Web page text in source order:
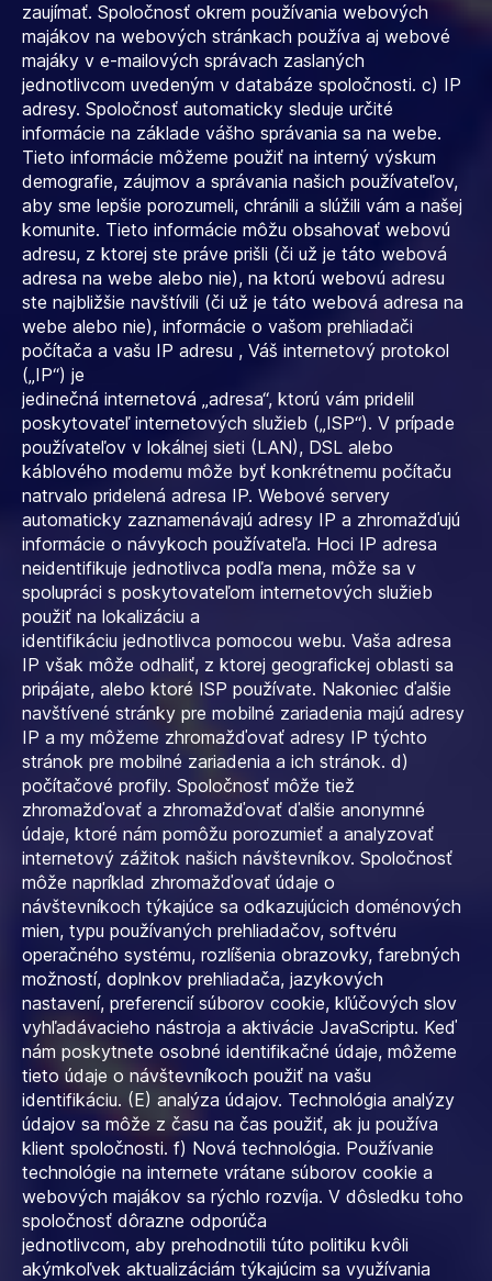
zaujímať. Spoločnosť okrem používania webových
majákov na webových stránkach používa aj webové
majáky v e-mailových správach zaslaných
jednotlivcom uvedeným v databáze spoločnosti. c) IP
adresy. Spoločnosť automaticky sleduje určité
informácie na základe vášho správania sa na webe.
Tieto informácie môžeme použiť na interný výskum
demografie, záujmov a správania našich používateľov,
aby sme lepšie porozumeli, chránili a slúžili vám a našej
komunite. Tieto informácie môžu obsahovať webovú
adresu, z ktorej ste práve prišli (či už je táto webová
adresa na webe alebo nie), na ktorú webovú adresu
ste najbližšie navštívili (či už je táto webová adresa na
webe alebo nie), informácie o vašom prehliadači
počítača a vašu IP adresu , Váš internetový protokol
(„IP“) je
jedinečná internetová „adresa“, ktorú vám pridelil
poskytovateľ internetových služieb („ISP“). V prípade
používateľov v lokálnej sieti (LAN), DSL alebo
káblového modemu môže byť konkrétnemu počítaču
natrvalo pridelená adresa IP. Webové servery
automaticky zaznamenávajú adresy IP a zhromažďujú
informácie o návykoch používateľa. Hoci IP adresa
neidentifikuje jednotlivca podľa mena, môže sa v
spolupráci s poskytovateľom internetových služieb
použiť na lokalizáciu a
identifikáciu jednotlivca pomocou webu. Vaša adresa
IP však môže odhaliť, z ktorej geografickej oblasti sa
pripájate, alebo ktoré ISP používate. Nakoniec ďalšie
navštívené stránky pre mobilné zariadenia majú adresy
IP a my môžeme zhromažďovať adresy IP týchto
stránok pre mobilné zariadenia a ich stránok. d)
počítačové profily. Spoločnosť môže tiež
zhromažďovať a zhromažďovať ďalšie anonymné
údaje, ktoré nám pomôžu porozumieť a analyzovať
internetový zážitok našich návštevníkov. Spoločnosť
môže napríklad zhromažďovať údaje o
návštevníkoch týkajúce sa odkazujúcich doménových
mien, typu používaných prehliadačov, softvéru
operačného systému, rozlíšenia obrazovky, farebných
možností, doplnkov prehliadača, jazykových
nastavení, preferencií súborov cookie, kľúčových slov
vyhľadávacieho nástroja a aktivácie JavaScriptu. Keď
nám poskytnete osobné identifikačné údaje, môžeme
tieto údaje o návštevníkoch použiť na vašu
identifikáciu. (E) analýza údajov. Technológia analýzy
údajov sa môže z času na čas použiť, ak ju používa
klient spoločnosti. f) Nová technológia. Používanie
technológie na internete vrátane súborov cookie a
webových majákov sa rýchlo rozvíja. V dôsledku toho
spoločnosť dôrazne odporúča
jednotlivcom, aby prehodnotili túto politiku kvôli
akýmkoľvek aktualizáciám týkajúcim sa využívania